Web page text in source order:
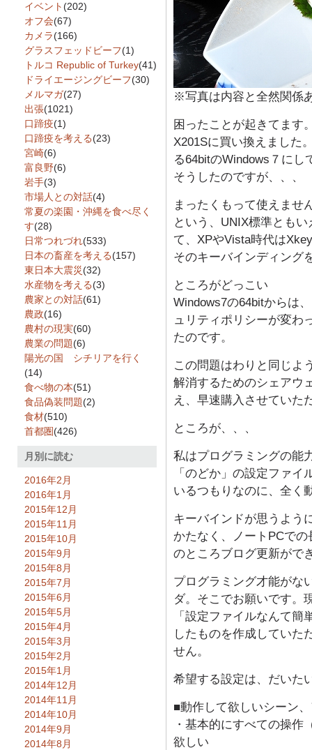
※写真は内容と全然関係
困ったことが起きてます
X201Sに買い換えました
る64bitのWindows７にし
そうしたのですが、、、
まったくもって使えませ
という、UNIX標準とも
て、XPやVista時代は
そのキーバインディング
ところがどっこい
Windows7の64bitからは
ュリティポリシーが変わ
たのです。
この問題はわりと同じよ
解消するためのシェアウ
え、早速購入させていた
ところが、、、
私はプログラミングの能
「のどか」の設定ファ
いるつもりなのに、全く
キーバインドが思うよう
かたなく、ノートPCで
のところブログ更新がで
プログラミング才能がな
ダ。 そこでお願いです。
「設定ファイルなんて
したものを作成していた
せん。
希望する設定は、だいた
■動作して欲しいシーン
・基本的にすべての操作
欲しい
イベント (202)
オフ会(67)
カメラ(166)
グラスフェッドビーフ(1)
トルコ Republic of Turkey(41)
ドライエージングビーフ(30)
メルマガ(27)
出張(1021)
口蹄疫(1)
口蹄疫を考える(23)
宮崎(6)
富良野(6)
岩手(3)
市場人との対話(4)
常夏の楽園・沖縄を食べ尽く
す(28)
日常つれづれ(533)
日本の畜産を考える(157)
東日本大震災(32)
水産物を考える(3)
農家との対話(61)
農政(16)
農村の現実(60)
農業の問題(6)
陽光の国 シチリアを行く
(14)
食べ物の本(51)
食品偽装問題(2)
食材(510)
首都圏(426)
月別に読む
2016年2月
2016年1月
2015年12月
2015年11月
2015年10月
2015年9月
2015年8月
2015年7月
2015年6月
2015年5月
2015年4月
2015年3月
2015年2月
2015年1月
2014年12月
2014年11月
2014年10月
2014年9月
2014年8月